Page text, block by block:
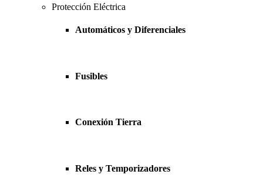
Protección Eléctrica
Automáticos y Diferenciales
Fusibles
Conexión Tierra
Reles y Temporizadores